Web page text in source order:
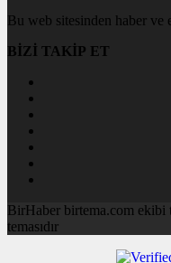
Bu web sitesinden haber ve
BİZİ TAKİP ET
BirHaber birtema.com ekibi
temasıdır